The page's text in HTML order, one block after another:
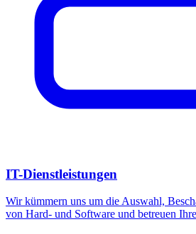
IT-Dienstleistungen
Wir kümmern uns um die Auswahl,
von Hard- und Software und betreuen